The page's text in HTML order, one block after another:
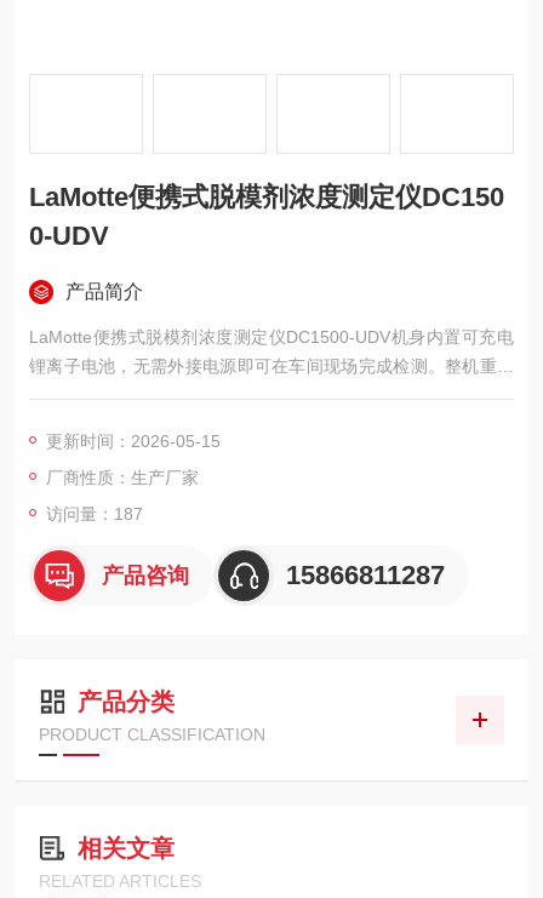
LaMotte便携式脱模剂浓度测定仪DC150
0-UDV
产品简介
LaMotte便携式脱模剂浓度测定仪DC1500-UDV机身内置可充电
锂离子电池，无需外接电源即可在车间现场完成检测。整机重量
轻便，配有坚固便携箱，可随操作人员移动至不同工位或生产
的使用场景。
更新时间：2026-05-15
厂商性质：生产厂家
访问量：187
产品咨询 15866811287
产品分类
PRODUCT CLASSIFICATION
相关文章
RELATED ARTICLES